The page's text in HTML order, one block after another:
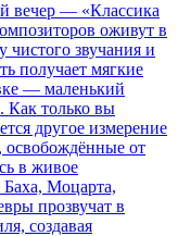
вечер — «Классика
оживут в
чистого звучания и
получает мягкие
— маленький
Как только вы
другое измерение
освобождённые от
в живое
Моцарта,
прозвучат в
создавая